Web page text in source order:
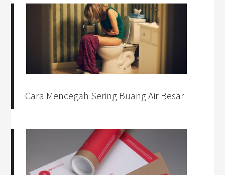
Cara Mencegah Sering Buang Air Besar